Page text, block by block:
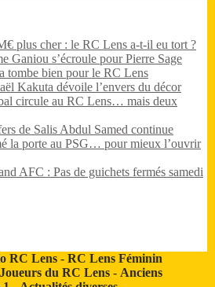
plus cher : le RC Lens a-t-il eu tort ?
Ganiou s’écroule pour Pierre Sage
tombe bien pour le RC Lens
Kakuta dévoile l’envers du décor
circule au RC Lens… mais deux
de Salis Abdul Samed continue
la porte au PSG… pour mieux l’ouvrir
AFC : Pas de guichets fermés samedi
RC Lens -RC Lens Féminin
Joueurs du RC Lens- Anciens